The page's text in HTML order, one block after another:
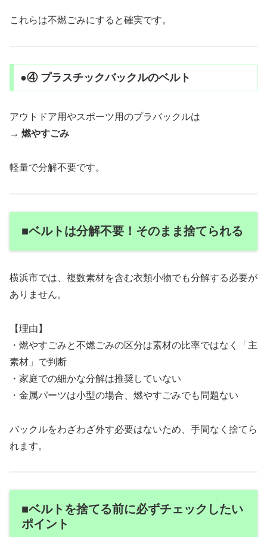
これらは不燃ごみにすると確実です。
●④ プラスチックバックルのベルト
アウトドア用やスポーツ用のプラバックルは
→ 燃やすごみ
軽量で分解不要です。
■ベルトは分解不要！そのまま捨てられる
横浜市では、複数素材を含む衣類小物でも分解する必要が
ありません。
【理由】
・燃やすごみと不燃ごみの区分は素材の比率ではなく「主
素材」で判断
・家庭での細かな分解は推奨していない
・金属パーツは小型の場合、燃やすごみでも問題ない
バックルをわざわざ外す必要はないため、手間なく捨てら
れます。
■ベルトを捨てる前に必ずチェックしたい
ポイント